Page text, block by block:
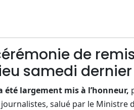
de
samedi
été largement mis à l’honneur,
salué par le Ministre